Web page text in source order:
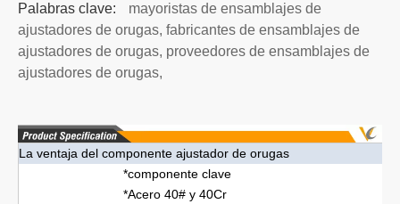
Palabras clave:
mayoristas de ensamblajes de
ajustadores de orugas, fabricantes de ensamblajes de
ajustadores de orugas, proveedores de ensamblajes de
ajustadores de orugas,
La ventaja del componente ajustador de orugas
*componente clave
*Acero 40# y 40Cr